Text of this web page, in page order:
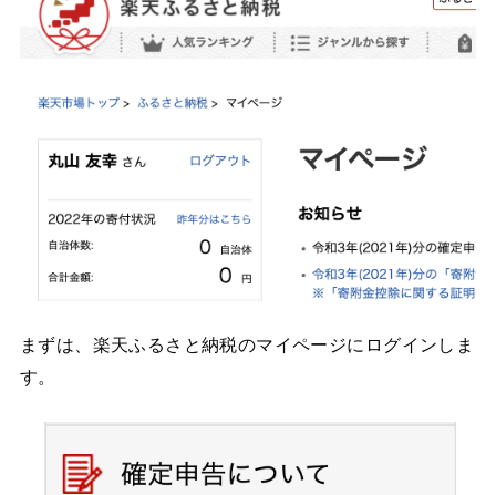
まずは、楽天ふるさと納税のマイページにログインしま
す。